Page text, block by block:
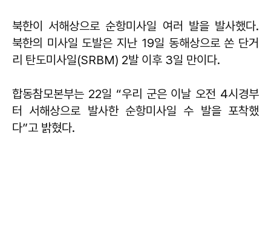
북한이 서해상으로 순항미사일 여러 발을 발사했다.
북한의 미사일 도발은 지난 19일 동해상으로 쏜 단거
리 탄도미사일(SRBM) 2발 이후 3일 만이다.
합동참모본부는 22일 “우리 군은 이날 오전 4시경부
터 서해상으로 발사한 순항미사일 수 발을 포착했
다”고 밝혔다.